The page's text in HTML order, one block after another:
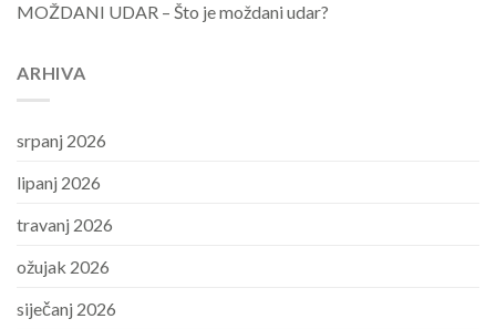
MOŽDANI UDAR – Što je moždani udar?
ARHIVA
srpanj 2026
lipanj 2026
travanj 2026
ožujak 2026
siječanj 2026